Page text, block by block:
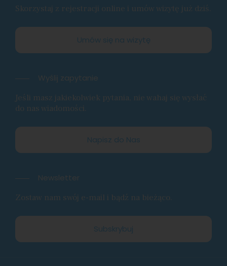
Skorzystaj z rejestracji online i umów wizytę już dziś.
Umów się na wizytę
Wyślij zapytanie
Jeśli masz jakiekolwiek pytania, nie wahaj się wysłać
do nas wiadomości.
Napisz do Nas
Newsletter
Zostaw nam swój e-mail i bądź na bieżąco.
Subskrybuj